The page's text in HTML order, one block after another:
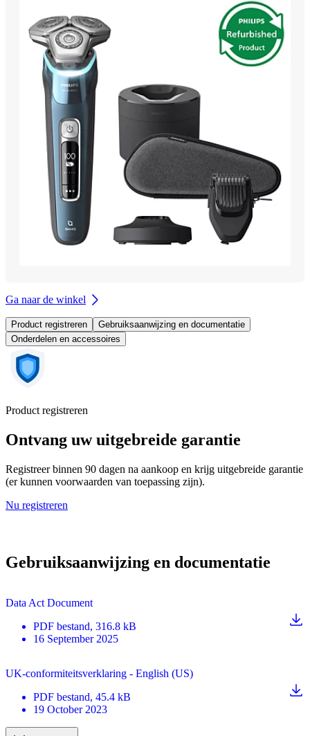
Ga naar de winkel
Product registreren
Gebruiksaanwijzing en documentatie
Onderdelen en accessoires
Product registreren
Ontvang uw uitgebreide garantie
Registreer binnen 90 dagen na aankoop en krijg uitgebreide garantie
(er kunnen voorwaarden van toepassing zijn).
Nu registreren
Gebruiksaanwijzing en documentatie
Data Act Document
PDF bestand, 316.8 kB
16 September 2025
UK-conformiteitsverklaring - English (US)
PDF bestand, 45.4 kB
19 October 2023